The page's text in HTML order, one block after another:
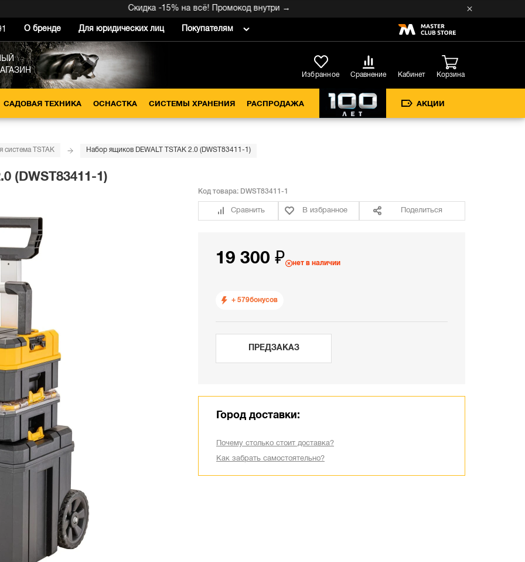
Скидка -15% на всё! Промокод внутри →
О бренде Для юридических лиц Покупателям
Избранное Сравнение Кабинет Корзина
САДОВАЯ ТЕХНИКА ОСНАСТКА СИСТЕМЫ ХРАНЕНИЯ РАСПРОДАЖА АКЦИИ
система TSTAK Набор ящиков DEWALT TSTAK 2.0 (DWST83411-1)
(DWST83411-1)
Код товара: DWST83411-1
Сравнить В избранное Поделиться
19 300 ₽ нет в наличии
+ 579бонусов
ПРЕДЗАКАЗ
Город доставки:
Почему столько стоит доставка?
Как забрать самостоятельно?